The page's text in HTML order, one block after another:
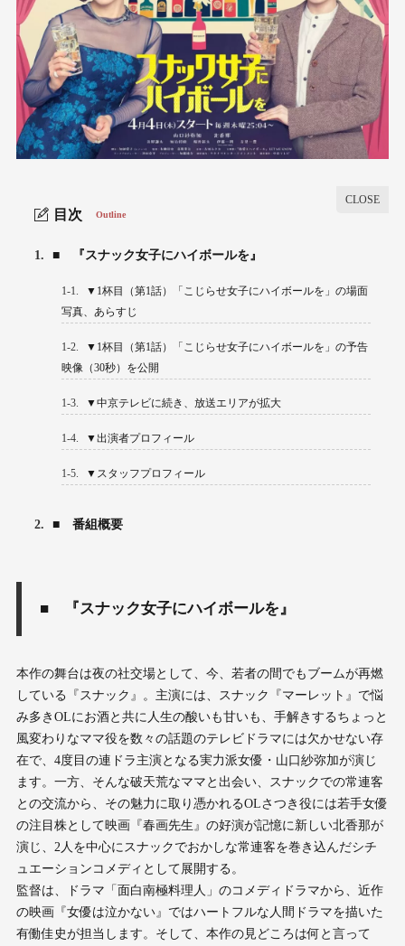
目次 Outline
1. ■ 『スナック女子にハイボールを』
1-1.
▼1杯目（第1話）「こじらせ女子にハイボールを」の場面
写真、あらすじ
1-2.
▼1杯目（第1話）「こじらせ女子にハイボールを」の予告
映像（30秒）を公開
1-3. ▼中京テレビに続き、放送エリアが拡大
1-4. ▼出演者プロフィール
1-5. ▼スタッフプロフィール
2. ■ 番組概要
■ 『スナック女子にハイボールを』
本作の舞台は夜の社交場として、今、若者の間でもブームが再燃
している『スナック』。主演には、スナック『マーレット』で悩
み多きOLにお酒と共に人生の酸いも甘いも、手解きするちょっと
風変わりなママ役を数々の話題のテレビドラマには欠かせない存
在で、4度目の連ドラ主演となる実力派女優・山口紗弥加が演じ
ます。一方、そんな破天荒なママと出会い、スナックでの常連客
との交流から、その魅力に取り憑かれるOLさつき役には若手女優
の注目株として映画『春画先生』の好演が記憶に新しい北香那が
演じ、2人を中心にスナックでおかしな常連客を巻き込んだシチ
ュエーションコメディとして展開する。
監督は、ドラマ「面白南極料理人」のコメディドラマから、近作
の映画『女優は泣かない』ではハートフルな人間ドラマを描いた
有働佳史が担当します。そして、本作の見どころは何と言って